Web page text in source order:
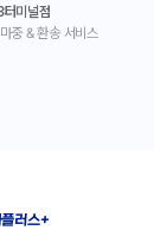
미널점
중 & 환송 서비스
러스+